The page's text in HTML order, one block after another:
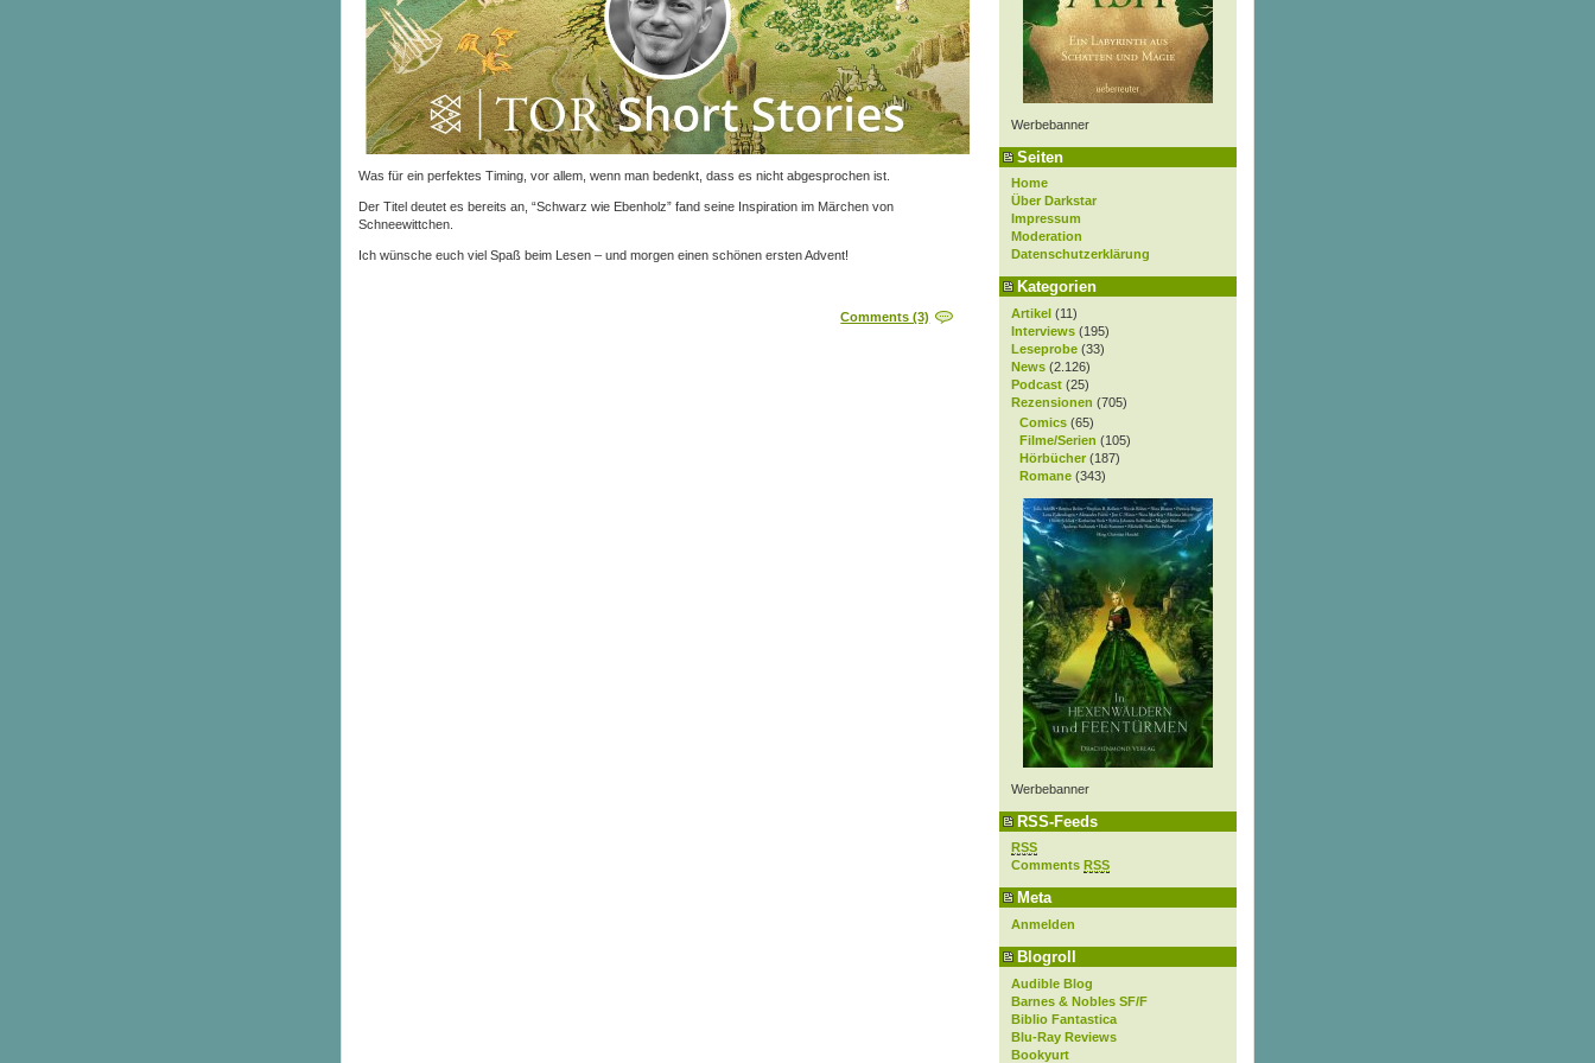
Werbebanner
Seiten
Home
Über Darkstar
Impressum
Moderation
Datenschutzerklärung
Kategorien
Artikel (11)
Interviews (195)
Leseprobe (33)
News (2.126)
Podcast (25)
Rezensionen (705)
Comics (65)
Filme/Serien (105)
Hörbücher (187)
Romane (343)
Werbebanner
RSS-Feeds
RSS
Comments RSS
Meta
Anmelden
Blogroll
Audible Blog
Barnes & Nobles SF/F
Biblio Fantastica
Blu-Ray Reviews
Bookyurt
Was für ein perfektes Timing, vor allem, wenn man bedenkt, dass es nicht abgesprochen ist.
Der Titel deutet es bereits an, “Schwarz wie Ebenholz” fand seine Inspiration im Märchen von
Schneewittchen.
Ich wünsche euch viel Spaß beim Lesen – und morgen einen schönen ersten Advent!
Comments (3)